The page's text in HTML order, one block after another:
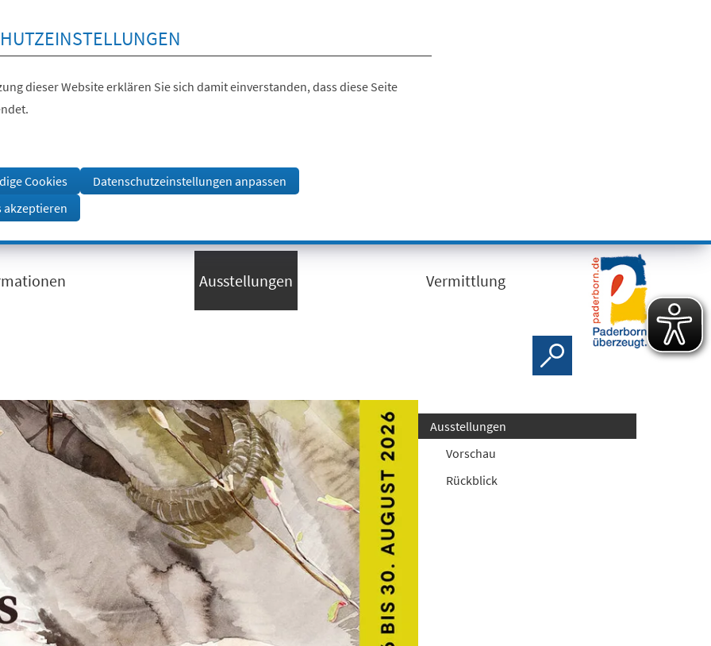
dieser Website erklären Sie sich damit einverstanden, dass diese Seite
Cookies
Datenschutzeinstellungen anpassen
akzeptieren
Ausstellungen Vermittlung
Ausstellungen
Vorschau
Rückblick